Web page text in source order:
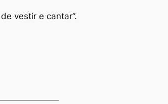
vestir e cantar”.